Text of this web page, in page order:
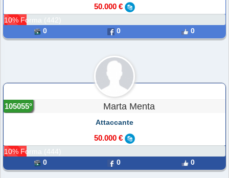
50.000 €
10% Forma (442)
0
0 0
Marta Menta
105055°
Attaccante
50.000 €
10% Forma (444)
0
0 0